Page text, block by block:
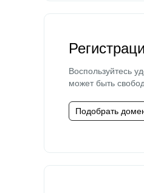
Воспользуйтесь
может быть
Подобрать